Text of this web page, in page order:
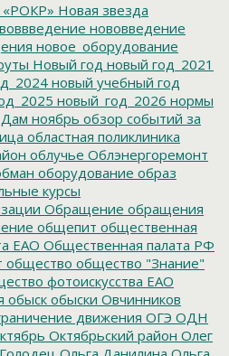
Новая звезда
нововведение
новое_оборудование
Новый год новый год_2021
новый учебный год
новый_год_2026 нормы
ноябрь обзор событий за
областная поликлиника
облучье Облэнергоремонт
оборудование образ
курсы
Обращение обращения
общепит общественная
ЕАО Общественная палата РФ
общество общество "Знание"
фотоискусства ЕАО
обыск обыски Овчинников
движения ОГЭ ОДН
Октябрьский район Олег